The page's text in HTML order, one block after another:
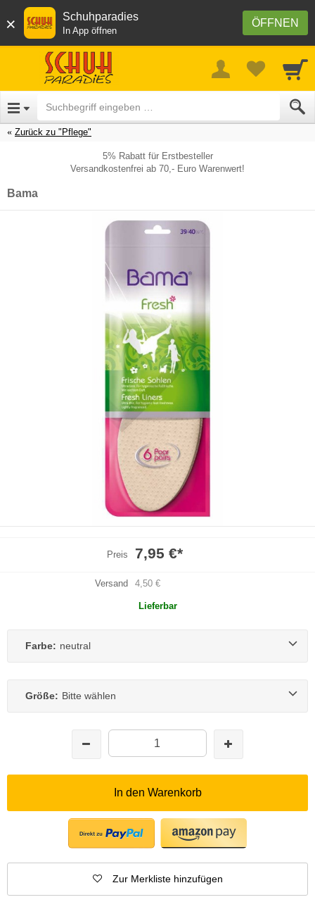
× ÖFFNEN
Schuhparadies
In App öffnen
Zurück zu "Pflege"
5% Rabatt für Erstbesteller
Versandkostenfrei ab 70,- Euro Warenwert!
Bama
Preis 7,95 €*
Versand 4,50 €
Lieferbar
Farbe: neutral
Größe: Bitte wählen
In den Warenkorb
Zur Merkliste hinzufügen